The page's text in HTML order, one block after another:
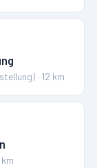
· 12 km
km